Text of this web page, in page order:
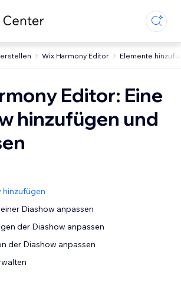
Wix Harmony Editor Elemente
Editor: Eine
hinzufügen und
hinzufügen
Diashow anpassen
der Diashow anpassen
der Diashow anpassen